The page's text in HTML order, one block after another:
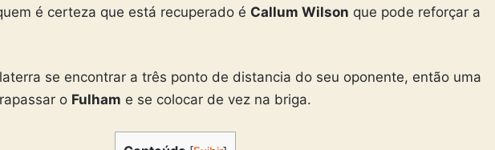
é certeza que está recuperado é Callum Wilson que pode reforçar a
se encontrar a três ponto de distancia do seu oponente, então uma
o Fulham e se colocar de vez na briga.